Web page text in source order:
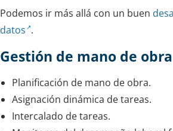
Podemos ir más allá con un buen
datos .
Gestión de mano de obra
Planificación de mano de obra.
Asignación dinámica de tareas.
Intercalado de tareas.